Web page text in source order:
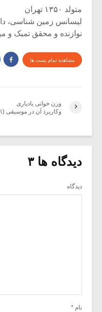
متولد ۱۳۵۰ تهران
لیسانس زمین شناسی،
نوازنده و محقق تمبک و
مشاهده تمام پست ها
وزن خوانی یادیاری
وکاربرد آن در موسیقی (۱)
دیدگاه ها ۳
دیدگاه
نام *